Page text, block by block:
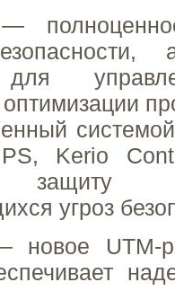
для
Kerio
угроз
новое UTM-